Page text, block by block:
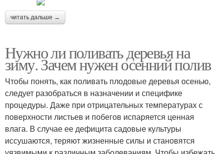
читать дальше →
Нужно ли поливать деревья на
зиму. Зачем нужен осенний полив
Чтобы понять, как поливать плодовые деревья осенью,
следует разобраться в назначении и специфике
процедуры. Даже при отрицательных температурах с
поверхности листьев и побегов испаряется ценная
влага. В случае ее дефицита садовые культуры
иссушаются, теряют жизненные силы и становятся